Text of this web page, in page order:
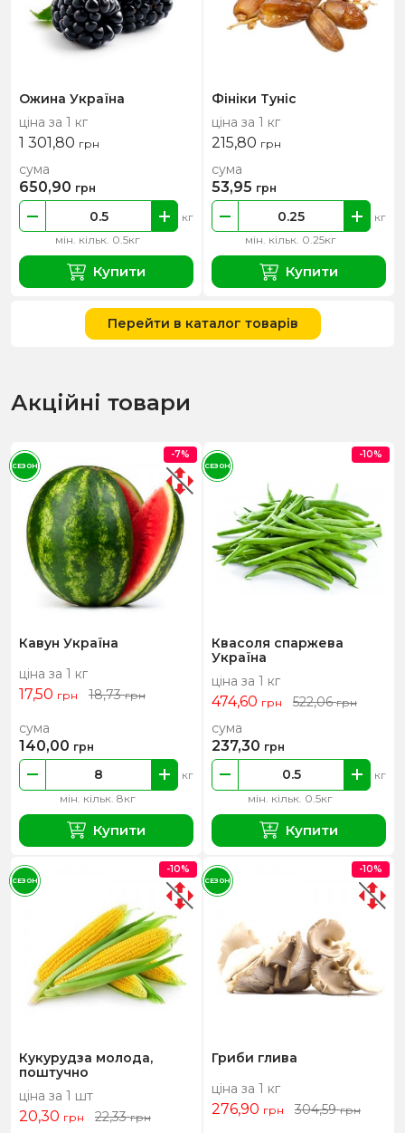
Ожина Україна
ціна за 1 кг
1 301,80 грн
мін. кільк. 0.5кг
кг
сума
650,90 грн
Купити
Фініки Туніс
ціна за 1 кг
215,80 грн
мін. кільк. 0.25кг
кг
сума
53,95 грн
Купити
Перейти в каталог товарів
Акційні товари
Кавун Україна
ціна за 1 кг
17,50 грн 18,73грн
мін. кільк. 8кг
кг
сума
140,00 грн
Купити
-7%
СЕЗОН
Квасоля спаржева
Україна
ціна за 1 кг
474,60 грн 522,06грн
мін. кільк. 0.5кг
кг
сума
237,30 грн
Купити
-10%
СЕЗОН
Кукурудза молода,
поштучно
ціна за 1 шт
20,30 грн 22,33грн
-10%
СЕЗОН
Гриби глива
ціна за 1 кг
276,90 грн 304,59грн
-10%
СЕЗОН